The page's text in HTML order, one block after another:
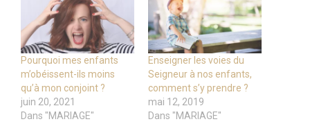
Pourquoi mes enfants
m’obéissent-ils moins
qu’à mon conjoint ?
juin 20, 2021
Dans "MARIAGE"
Enseigner les voies du
Seigneur à nos enfants,
comment s’y prendre ?
mai 12, 2019
Dans "MARIAGE"